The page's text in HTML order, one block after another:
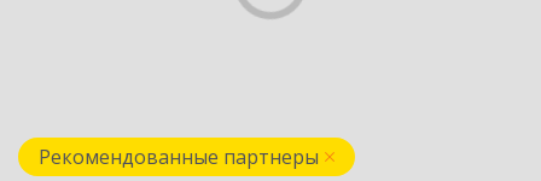
Рекомендованные партнеры